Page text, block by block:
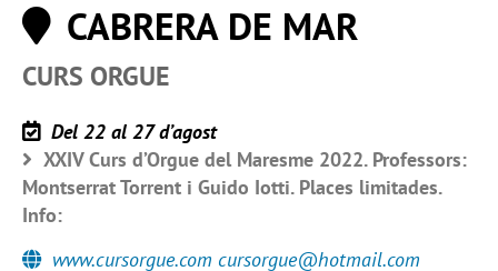
CABRERA DE MAR
CURS ORGUE
Del 22 al 27 d’agost
XXIV Curs d’Orgue del Maresme 2022. Professors:
Montserrat Torrent i Guido Iotti. Places limitades.
Info:
www.cursorgue.com cursorgue@hotmail.com